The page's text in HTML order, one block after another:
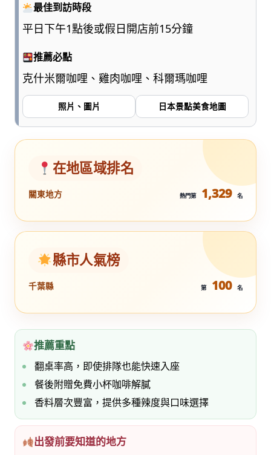
最佳到訪時段
平日下午1點後或假日開店前15分鐘
推薦必點
克什米爾咖哩、雞肉咖哩、科爾瑪咖哩
照片、圖片 日本景點美食地圖
在地區域排名
關東地方 熱門第 1,329 名
縣市人氣榜
千葉縣 第 100 名
推薦重點
翻桌率高，即使排隊也能快速入座
餐後附贈免費小杯咖啡解膩
香料層次豐富，提供多種辣度與口味選擇
出發前要知道的地方